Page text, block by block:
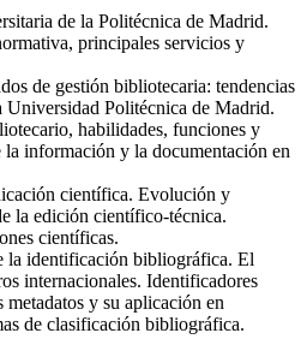
de la Politécnica de Madrid.
principales servicios y
de gestión bibliotecaria: tendencias
Politécnica de Madrid.
habilidades, funciones y
la información y la documentación en
científica. Evolución y
la edición científico-técnica.
científicas.
la identificación bibliográfica. El
internacionales. Identificadores
y su aplicación en
de clasificación bibliográfica.